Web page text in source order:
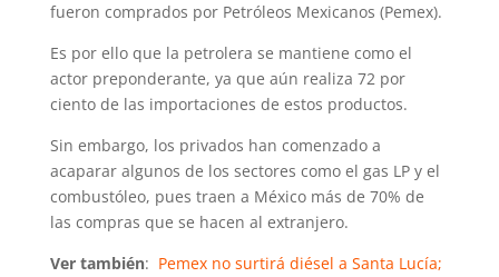
fueron comprados por Petróleos Mexicanos (Pemex).
Es por ello que la petrolera se mantiene como el
actor preponderante, ya que aún realiza 72 por
ciento de las importaciones de estos productos.
Sin embargo, los privados han comenzado a
acaparar algunos de los sectores como el gas LP y el
combustóleo, pues traen a México más de 70% de
las compras que se hacen al extranjero.
Ver también: Pemex no surtirá diésel a Santa Lucía;